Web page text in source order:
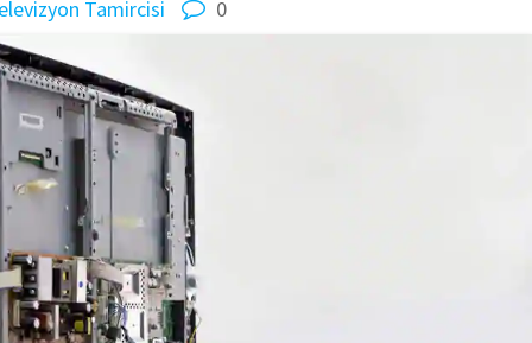
Tamircisi
0